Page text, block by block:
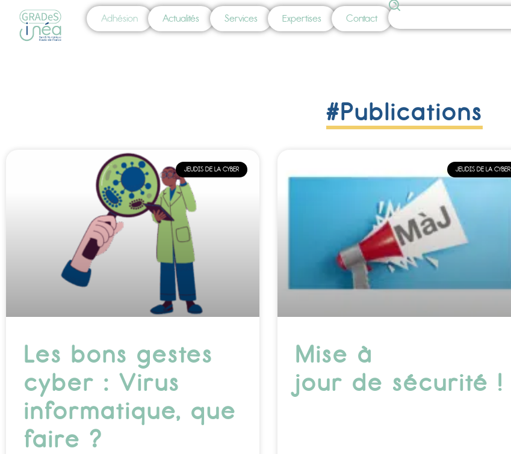
Adhésion Actualités Services Expertises Contact
#Publications
JEUDIS DE LA CYBER
Les bons gestes
cyber : Virus
informatique, que
faire ?
JEUDIS DE LA CYBER
Mise à
jour de sécurité !